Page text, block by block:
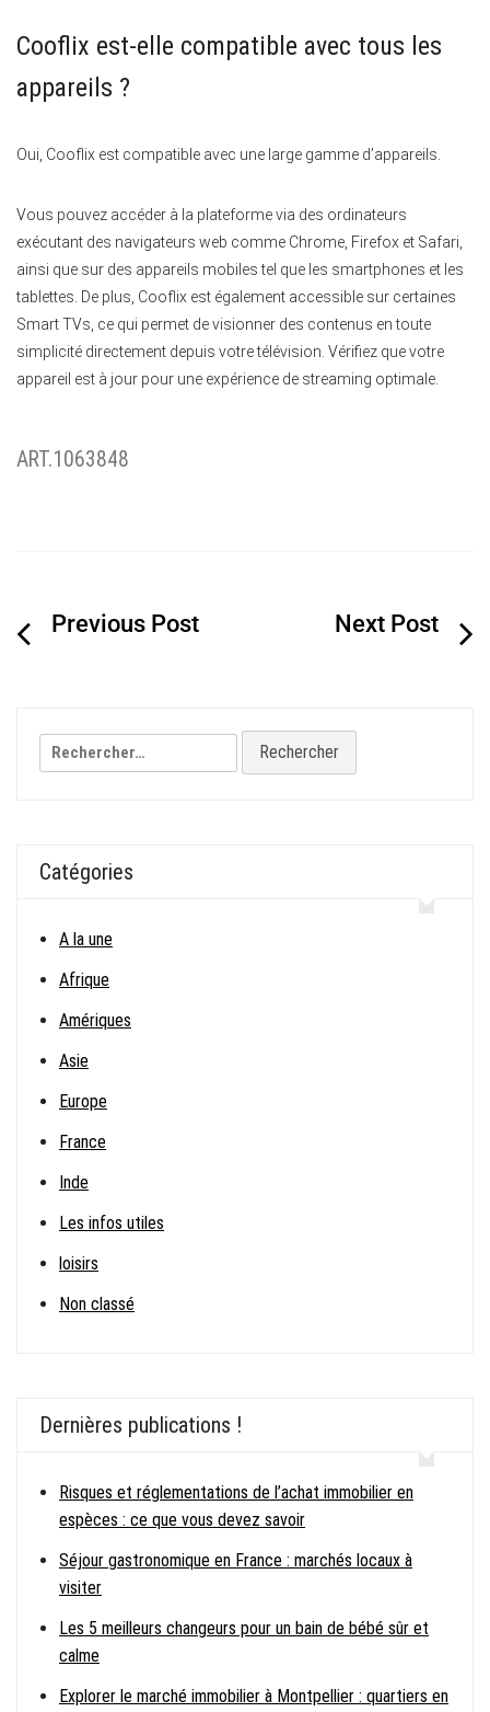
Cooflix est-elle compatible avec tous les
appareils ?
Oui, Cooflix est compatible avec une large gamme d’appareils.
Vous pouvez accéder à la plateforme via des ordinateurs
exécutant des navigateurs web comme Chrome, Firefox et Safari,
ainsi que sur des appareils mobiles tel que les smartphones et les
tablettes. De plus, Cooflix est également accessible sur certaines
Smart TVs, ce qui permet de visionner des contenus en toute
simplicité directement depuis votre télévision. Vérifiez que votre
appareil est à jour pour une expérience de streaming optimale.
ART.1063848
Navigation
Rechercher :
Catégories
A la une
Afrique
Amériques
Asie
Europe
France
Inde
Les infos utiles
loisirs
Non classé
Dernières publications !
Risques et réglementations de l’achat immobilier en
espèces : ce que vous devez savoir
Séjour gastronomique en France : marchés locaux à
visiter
Les 5 meilleurs changeurs pour un bain de bébé sûr et
calme
Explorer le marché immobilier à Montpellier : quartiers en